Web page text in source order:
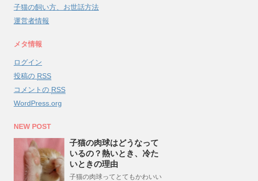
子猫の飼い方、お世話方法
運営者情報
メタ情報
ログイン
投稿の RSS
コメントの RSS
WordPress.org
NEW POST
子猫の肉球はどうなって
いるの？熱いとき、冷た
いときの理由
子猫の肉球ってとてもかわいい